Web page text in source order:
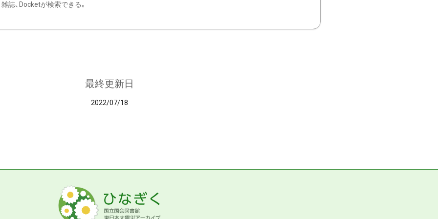
雑誌、Docketが検索できる。
最終更新日
2022/07/18